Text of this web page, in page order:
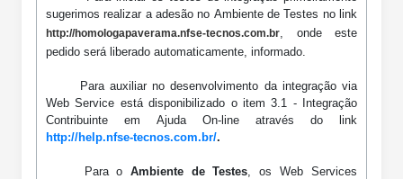
sugerimos realizar a adesão no Ambiente de Testes no link
http://homologapaverama.nfse-tecnos.com.br, onde este
pedido será liberado automaticamente, informado.
Para auxiliar no desenvolvimento da integração via
Web Service está disponibilizado o item 3.1 - Integração
Contribuinte em Ajuda On-line através do link
http://help.nfse-tecnos.com.br/.
Para o Ambiente de Testes, os Web Services